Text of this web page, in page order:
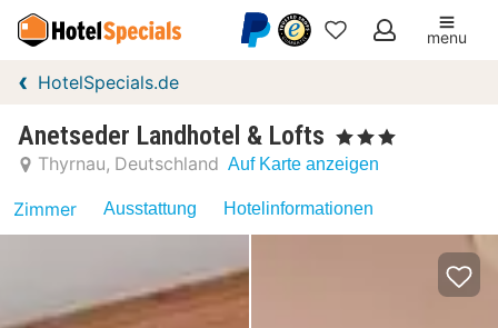
Meine
menu
HotelSpecials.de
Anetseder Landhotel & Lofts , 3 Sterne
Thyrnau Deutschland Auf Karte anzeigen
Zimmer Ausstattung Hotelinformationen